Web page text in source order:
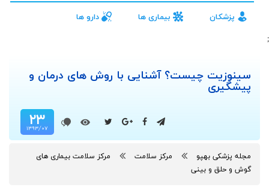
پزشکان بیماری ها دارو ها
;
سینوزیت چیست؟ آشنایی با روش های درمان و
پیشگیری
۲۳
۱۳۹۳/۰۷
مجله پزشکی بهپو مرکز سلامت
مرکز سلامت بیماری های
گوش و حلق و بینی